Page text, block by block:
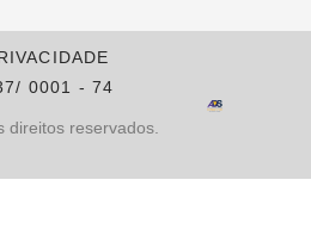
0001 - 74
direitos reservados.